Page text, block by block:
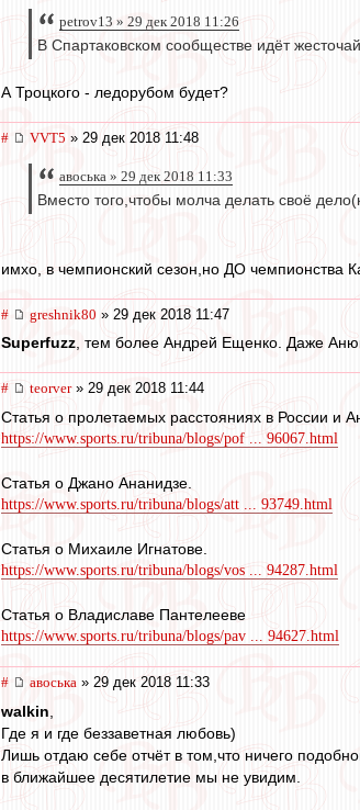
petrov13 » 29 дек 2018 11:26
В Спартаковском сообществе идёт
А Троцкого - ледорубом будет?
# VVT5 » 29 дек 2018 11:48
авоська » 29 дек 2018 11:33
Вместо того,чтобы молча делать своё
имхо, в чемпионский сезон,но ДО чемпионства
# greshnik80 » 29 дек 2018 11:47
Superfuzz, тем более Андрей Ещенко. Даже
# teorver» 29 дек 2018 11:44
Статья о пролетаемых расстояниях в России и
https://www.sports.ru/tribuna/blogs/pof ... 96067.html
Статья о Джано Ананидзе.
https://www.sports.ru/tribuna/blogs/att ... 93749.html
Статья о Михаиле Игнатове.
https://www.sports.ru/tribuna/blogs/vos ... 94287.html
Статья о Владиславе Пантелееве
https://www.sports.ru/tribuna/blogs/pav ... 94627.html
# авоська » 29 дек 2018 11:33
walkin
Где я и где беззаветная любовь)
Лишь отдаю себе отчёт в том,что ничего
в ближайшее десятилетие мы не увидим.